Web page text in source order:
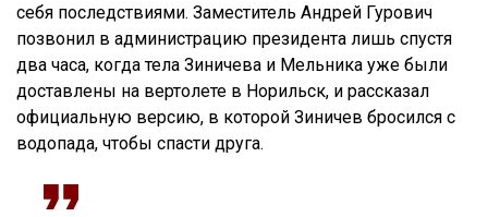
себя последствиями. Заместитель Андрей Гурович
позвонил в администрацию президента лишь спустя
два часа, когда тела Зиничева и Мельника уже были
доставлены на вертолете в Норильск, и рассказал
официальную версию, в которой Зиничев бросился с
водопада, чтобы спасти друга.